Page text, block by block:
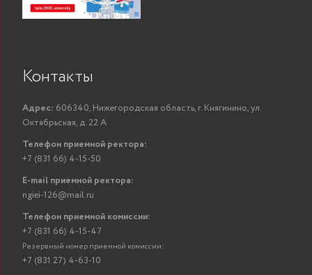
Контакты
Адрес: 606340, Нижегородская область, г. Княгинино, ул.
Октябрьская, д. 22 А
Телефон приемной ректора:
+7 (831 66) 4-15-50
E-mail приемной ректора:
ngiei-126@mail.ru
Телефон приемной комиссии:
+7 (831 66) 4-15-47
Резервный номер приемной комиссии:
+7 (831 27) 4-63-10